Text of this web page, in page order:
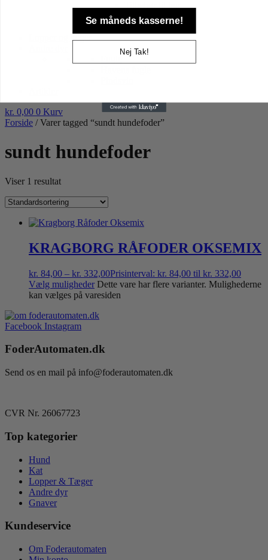
Bund til Bur
Højtider gnaver
Lopper og tæger
kr. 0,00 0 Kurv
Forside / Varer tagged “sundt hundefoder”
sundt hundefoder
Viser 1 resultat
KRAGBORG RÅFODER OKSEMIX
kr. 84,00 – kr. 332,00Prisinterval: kr. 84,00 til kr. 332,00
Vælg muligheder Dette vare har flere varianter. Mulighederne
kan vælges på varesiden
Facebook Instagram
FoderAutomaten.dk
Send os en mail på info@foderautomaten.dk
CVR Nr. 26067723
Top kategorier
Hund
Kat
Lopper & Tæger
Andre dyr
Gnaver
Kundeservice
Om Foderautomaten
Se måneds kasserne!
Nej Tak!